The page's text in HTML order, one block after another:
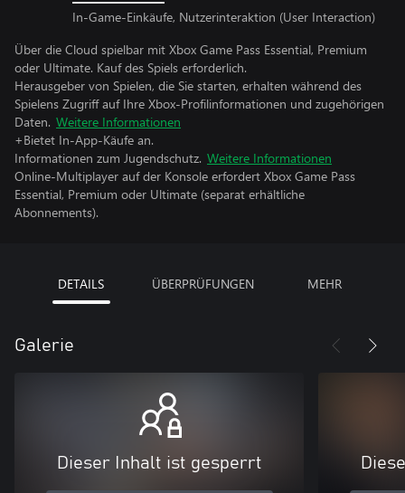
In-Game-Einkäufe, Nutzerinteraktion (User Interaction)
Über die Cloud spielbar mit Xbox Game Pass Essential, Premium
oder Ultimate. Kauf des Spiels erforderlich.
Herausgeber von Spielen, die Sie starten, erhalten während des
Spielens Zugriff auf Ihre Xbox-Profilinformationen und zugehörigen
Daten. Weitere Informationen
+Bietet In-App-Käufe an.
Informationen zum Jugendschutz. Weitere Informationen
Online-Multiplayer auf der Konsole erfordert Xbox Game Pass
Essential, Premium oder Ultimate (separat erhältliche
Abonnements).
DETAILS ÜBERPRÜFUNGEN MEHR
Galerie
Dieser Inhalt ist gesperrt